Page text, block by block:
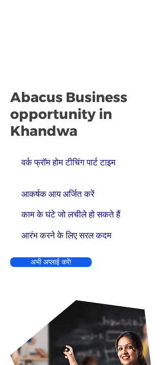
Abacus Business
opportunity in
Khandwa
वर्क फ्रॉम होम टीचिंग पार्ट टाइम
आकर्षक आय अर्जित करें
काम के घंटे जो लचीले हो सकते हैं
आरंभ करने के लिए सरल कदम
अभी अप्लाई करें!